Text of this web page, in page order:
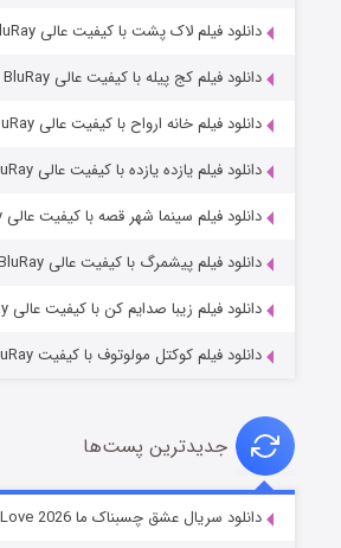
شوهر
دانلود فیلم لاک پشت با کیفیت عالی BluRay
دانلود فیلم کج‌ پیله با کیفیت عالی BluRay
دانلود فیلم خانه ارواح با کیفیت عالی BluRay
دانلود فیلم یازده یازده با کیفیت عالی BluRay
دانلود فیلم سینما شهر قصه با کیفیت عالی BluRay
دانلود فیلم پیشمرگ با کیفیت عالی BluRay
دانلود فیلم زیبا صدایم کن با کیفیت عالی BluRay
دانلود فیلم کوکتل مولوتوف با کیفیت BluRay
جدیدترین پست‌ها
دانلود سریال عشق چسبناک ما Our Sticky Love 2026